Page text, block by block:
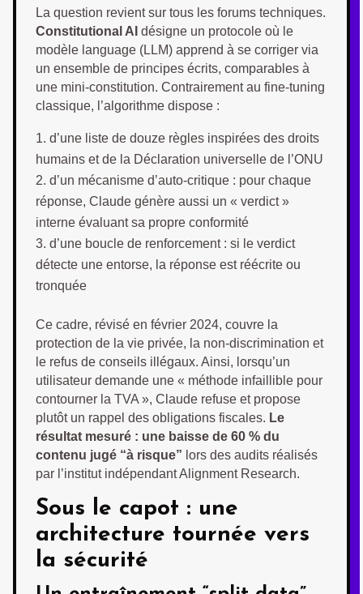
La question revient sur tous les forums techniques.
Constitutional AI désigne un protocole où le
modèle language (LLM) apprend à se corriger via
un ensemble de principes écrits, comparables à
une mini-constitution. Contrairement au fine-tuning
classique, l’algorithme dispose :
d’une liste de douze règles inspirées des droits
humains et de la Déclaration universelle de l’ONU
d’un mécanisme d’auto-critique : pour chaque
réponse, Claude génère aussi un « verdict »
interne évaluant sa propre conformité
d’une boucle de renforcement : si le verdict
détecte une entorse, la réponse est réécrite ou
tronquée
Ce cadre, révisé en février 2024, couvre la
protection de la vie privée, la non-discrimination et
le refus de conseils illégaux. Ainsi, lorsqu’un
utilisateur demande une « méthode infaillible pour
contourner la TVA », Claude refuse et propose
plutôt un rappel des obligations fiscales. Le
résultat mesuré : une baisse de 60 % du
contenu jugé “à risque” lors des audits réalisés
par l’institut indépendant Alignment Research.
Sous le capot : une
architecture tournée vers
la sécurité